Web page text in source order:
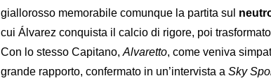
giallorosso memorabile comunque la partita sul
cui Álvarez conquista il calcio di rigore, poi
Con lo stesso Capitano, Alvaretto, come veniva
grande rapporto, confermato in un’intervista a Sky